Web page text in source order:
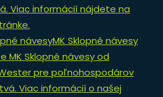
Viac informácií nájdete na
návesyMK Sklopné návesy
MK Sklopné návesy od
pre poľnohospodárov
Viac informácií o našej